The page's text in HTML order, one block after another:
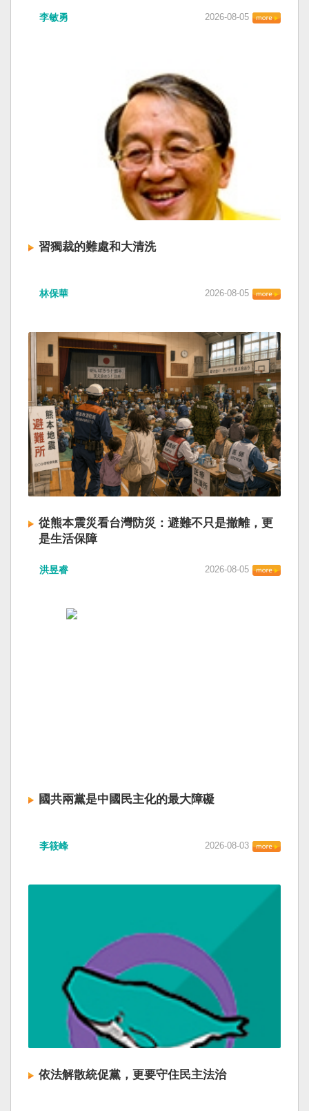
李敏勇 2026-08-05
習獨裁的難處和大清洗
林保華 2026-08-05
從熊本震災看台灣防災：避難不只是撤離，更
是生活保障
洪昱睿 2026-08-05
國共兩黨是中國民主化的最大障礙
李筱峰 2026-08-03
依法解散統促黨，更要守住民主法治